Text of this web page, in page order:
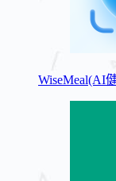
WiseMeal(AI